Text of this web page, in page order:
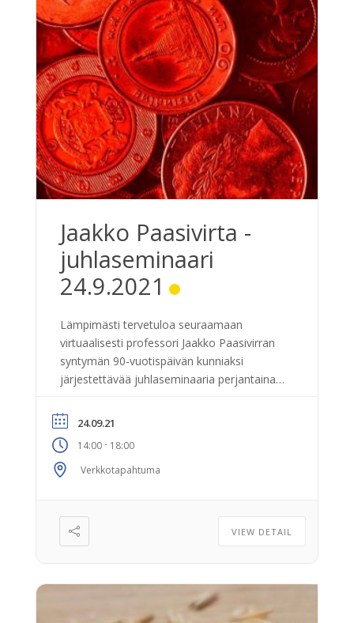
Jaakko Paasivirta -
juhlaseminaari
24.9.2021
Lämpimästi tervetuloa seuraamaan
virtuaalisesti professori Jaakko Paasivirran
syntymän 90-vuotispäivän kunniaksi
järjestettävää juhlaseminaaria perjantaina
osa Tutkijoiden yö –tapahtumaa ja se
välitetään osallistujille virtuaalisesti.
Jyväskylän yliopiston kemian laitoksen
ensimmäisen orgaanisen kemian
kuluneeksi 90 vuotta. Tämän kunniaksi
Keski-Suomen Kemistiseura ry ja Jyväskylän
24.09.21
14:00- 18:00
Verkkotapahtuma
VIEW DETAIL